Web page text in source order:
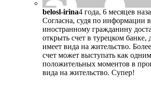
belosl-irina4 года, 6 месяцев
Согласна, судя по информации в
иностранному гражданину
открыть счет в турецком банке,
имеет вида на жительство.
счет может выступать как
положительных моментов в
вида на жительство. Супер!